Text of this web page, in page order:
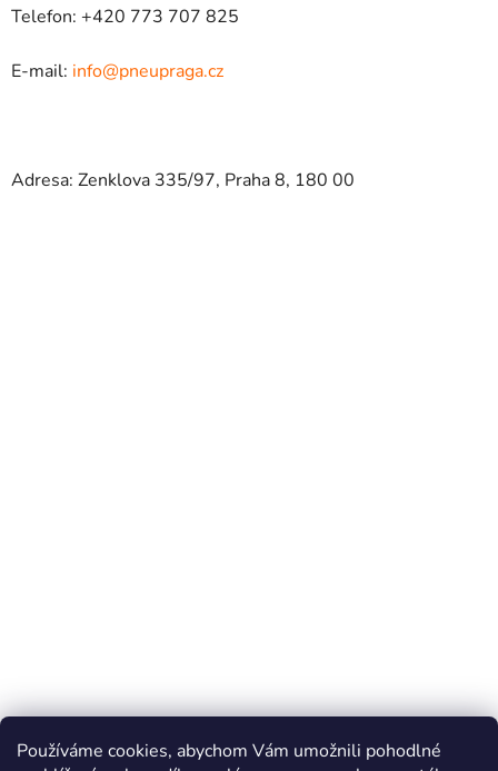
Používáme cookies, abychom Vám umožnili pohodlné
Telefon: +420 773 707 825
E-mail: info@pneupraga.cz
Adresa: Zenklova 335/97, Praha 8, 180 00